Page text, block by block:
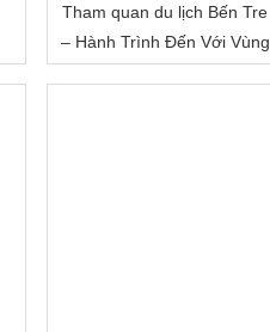
Tham quan du lịch Bến Tre
– Hành Trình Đến Với Vùng